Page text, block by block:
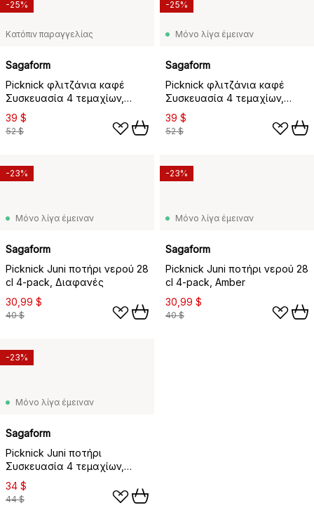
Κατόπιν παραγγελίας
Sagaform
Picknick φλιτζάνια καφέ
Συσκευασία 4 τεμαχίων,
Διαφανές
39 $
52 $
-25%
Μόνο λίγα έμειναν
Sagaform
Picknick φλιτζάνια καφέ
Συσκευασία 4 τεμαχίων,
Λευκό
39 $
52 $
-25%
Μόνο λίγα έμειναν
Sagaform
Picknick Juni ποτήρι νερού 28
cl 4-pack, Διαφανές
30,99 $
40 $
-23%
Μόνο λίγα έμειναν
Sagaform
Picknick Juni ποτήρι νερού 28
cl 4-pack, Amber
30,99 $
40 $
-23%
Μόνο λίγα έμειναν
Sagaform
Picknick Juni ποτήρι
Συσκευασία 4 τεμαχίων,
Amber
34 $
44 $
-23%